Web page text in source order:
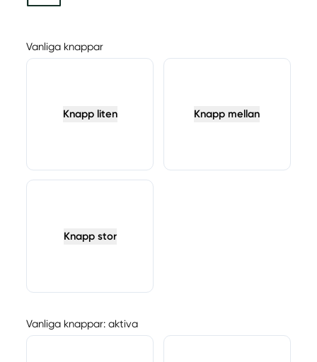
Vanliga knappar
Knapp liten Knapp mellan
Knapp stor
Vanliga knappar: aktiva